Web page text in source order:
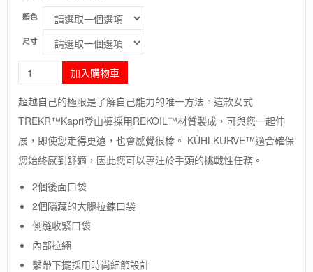
顏色
尺寸
毛
象-
美
國
[KUHL]
W
Trekr
款
彈
分
褲
加入購物車
超越自己的極限是了解自己能力的唯一方法。這款女式
TREKR™Kapri登山褲採用REKOIL™材質製成，可與您一起伸
展，即使您走得更遠，也會感覺很棒。 KÜHLKURVE™適合確保
您始終感到舒適，因此您可以專注於手頭的挑戰性任務。
2個後面口袋
2個隱藏的大腿拉鍊口袋
側縫收緊口袋
內部拉繩
繫帶下擺採用時尚細節設計